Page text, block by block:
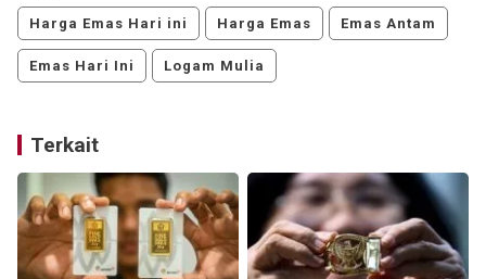
Harga Emas Hari ini Harga Emas Emas Antam
Emas Hari Ini Logam Mulia
Terkait